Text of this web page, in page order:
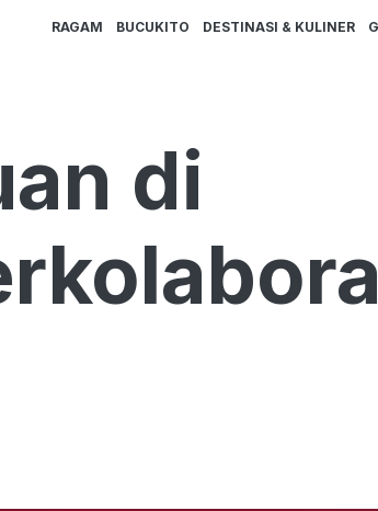
RAGAM BUCUKITO DESTINASI & KULINER
di